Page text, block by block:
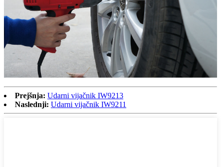
Prejšnja: Udarni vijačnik IW9213
Naslednji: Udarni vijačnik IW9211